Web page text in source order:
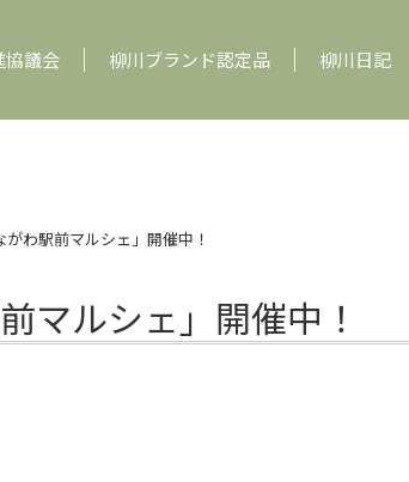
協議会 柳川ブランド認定品 柳川日記
わ駅前マルシェ」開催中！
マルシェ」開催中！